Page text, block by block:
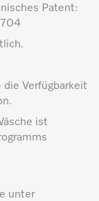
Patent:
Verfügbarkeit
ist
unter